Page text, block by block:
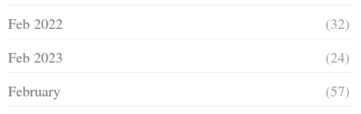
Feb 2022
(32)
Feb 2023
(24)
February
(57)